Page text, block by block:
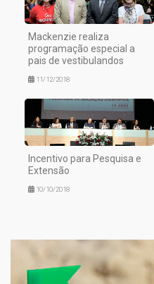
Mackenzie realiza
programação especial a
pais de vestibulandos
11/12/2018
Incentivo para Pesquisa e
Extensão
10/10/2018